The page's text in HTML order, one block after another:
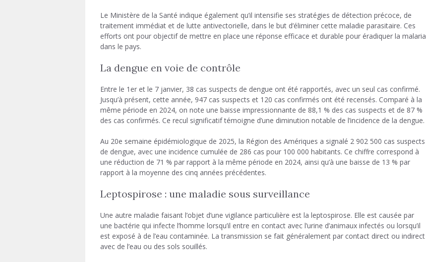
Le Ministère de la Santé indique également qu’il intensifie ses stratégies de détection précoce, de
traitement immédiat et de lutte antivectorielle, dans le but d’éliminer cette maladie parasitaire. Ces
efforts ont pour objectif de mettre en place une réponse efficace et durable pour éradiquer la malaria
dans le pays.
La dengue en voie de contrôle
Entre le 1er et le 7 janvier, 38 cas suspects de dengue ont été rapportés, avec un seul cas confirmé.
Jusqu’à présent, cette année, 947 cas suspects et 120 cas confirmés ont été recensés. Comparé à la
même période en 2024, on note une baisse impressionnante de 88,1 % des cas suspects et de 87 %
des cas confirmés. Ce recul significatif témoigne d’une diminution notable de l’incidence de la dengue.
Au 20e semaine épidémiologique de 2025, la Région des Amériques a signalé 2 902 500 cas suspects
de dengue, avec une incidence cumulée de 286 cas pour 100 000 habitants. Ce chiffre correspond à
une réduction de 71 % par rapport à la même période en 2024, ainsi qu’à une baisse de 13 % par
rapport à la moyenne des cinq années précédentes.
Leptospirose : une maladie sous surveillance
Une autre maladie faisant l’objet d’une vigilance particulière est la leptospirose. Elle est causée par
une bactérie qui infecte l’homme lorsqu’il entre en contact avec l’urine d’animaux infectés ou lorsqu’il
est exposé à de l’eau contaminée. La transmission se fait généralement par contact direct ou indirect
avec de l’eau ou des sols souillés.